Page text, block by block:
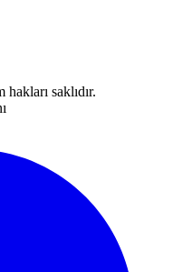
hakları saklıdır.